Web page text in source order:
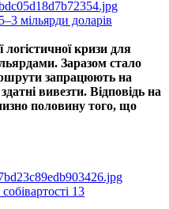
мільярди доларів
кризи для
Заразом стало
запрацюють на
вивезти. Відповідь на
половину того, що
13